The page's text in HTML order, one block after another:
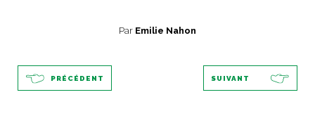
Par Emilie Nahon
PRÉCÉDENT SUIVANT